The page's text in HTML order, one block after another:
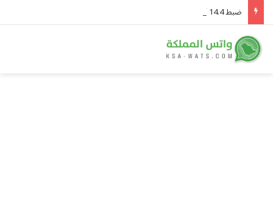
ضبط 14.4 ألف مخالف وترحيل 10.8 آلاف في أسبوع